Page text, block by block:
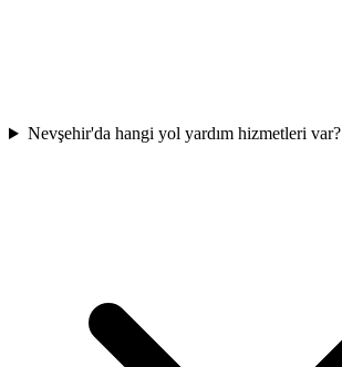
Nevşehir'da hangi yol yardım hizmetleri var?